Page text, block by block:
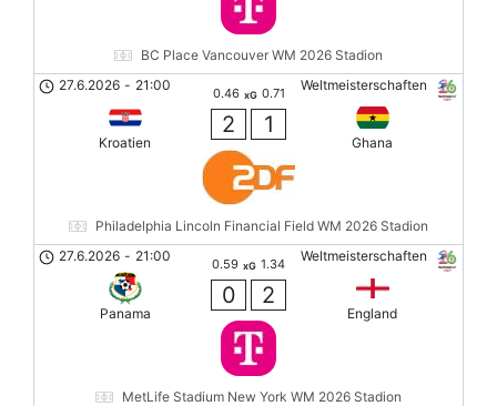
BC Place Vancouver WM 2026 Stadion
Weltmeisterschaften
27.6.2026 - 21:00
Kroatien
0.46 xG 0.71
2 1
Ghana
Philadelphia Lincoln Financial Field WM 2026 Stadion
Weltmeisterschaften
27.6.2026 - 21:00
Panama
0.59 xG 1.34
0 2
England
MetLife Stadium New York WM 2026 Stadion